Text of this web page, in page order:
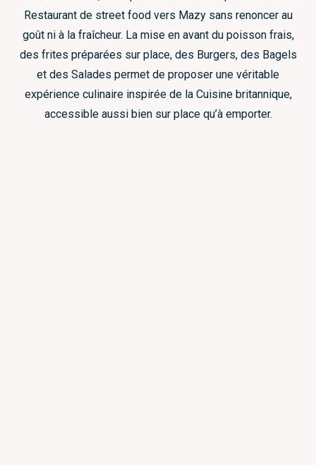
Restaurant de street food vers Mazy sans renoncer au
goût ni à la fraîcheur. La mise en avant du poisson frais,
des frites préparées sur place, des Burgers, des Bagels
et des Salades permet de proposer une véritable
expérience culinaire inspirée de la Cuisine britannique,
accessible aussi bien sur place qu’à emporter.